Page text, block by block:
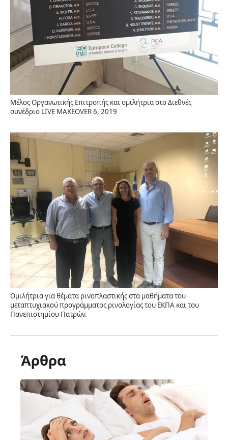
Μέλος Οργανωτικής Επιτροπής και ομιλήτρια στο Διεθνές
συνέδριο LIVE MAKEOVER 6, 2019
Ομιλήτρια για θέματα ρινοπλαστικής στα μαθήματα του
μεταπτυχιακού προγράμματος ρινολογίας του ΕΚΠΑ και του
Πανεπιστημίου Πατρών.
Άρθρα